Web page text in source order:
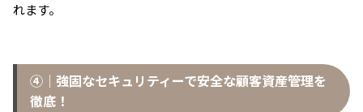
れます。
④｜強固なセキュリティーで安全な顧客資産管理を
徹底！